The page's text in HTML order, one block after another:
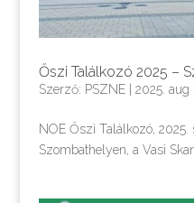
Őszi Találkozó 2025 –
Szerző: PSZNE| 2025. aug
NOE Őszi Találkozó,
Szombathelyen, a Vasi